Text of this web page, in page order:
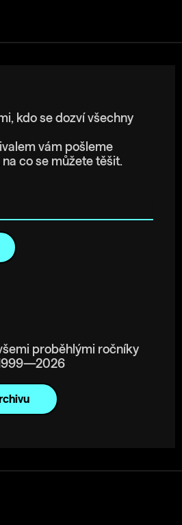
kdo se dozví všechny
vám pošleme
co se můžete těšit.
proběhlými ročníky